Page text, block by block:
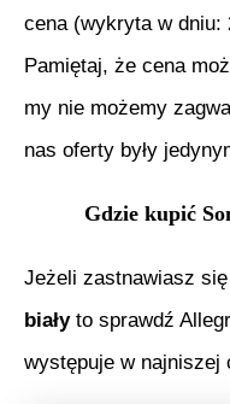
cena (wykryta w dniu:
Pamiętaj, że cena
my nie możemy
nas oferty były
Gdzie kupić
Jeżeli zastnawiasz
białyto sprawdź
występuje w najniszej